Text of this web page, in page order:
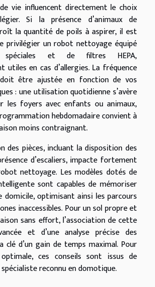
vie influencent directement le choix
Si la présence d’animaux de
la quantité de poils à aspirer, il est
privilégier un robot nettoyage équipé
et de filtres HEPA,
utiles en cas d’allergies. La fréquence
être ajustée en fonction de vos
: une utilisation quotidienne s’avère
les foyers avec enfants ou animaux,
hebdomadaire convient à
moins contraignant.
des pièces, incluant la disposition des
d’escaliers, impacte fortement
nettoyage. Les modèles dotés de
sont capables de mémoriser
domicile, optimisant ainsi les parcours
inaccessibles. Pour un sol propre et
sans effort, l’association de cette
et d’une analyse précise des
clé d’un gain de temps maximal. Pour
ces conseils sont issus de
spécialiste reconnu en domotique.